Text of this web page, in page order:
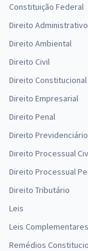
Constituição Federal
Direito Administrativo
Direito Ambiental
Direito Civil
Direito Constitucional
Direito Empresarial
Direito Penal
Direito Previdenciário
Direito Processual
Direito Processual
Direito Tributário
Leis
Leis Complementares
Remédios